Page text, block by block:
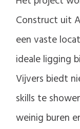
Construct uit
een vaste
ideale ligging
Vijvers biedt
skills te
weinig buren